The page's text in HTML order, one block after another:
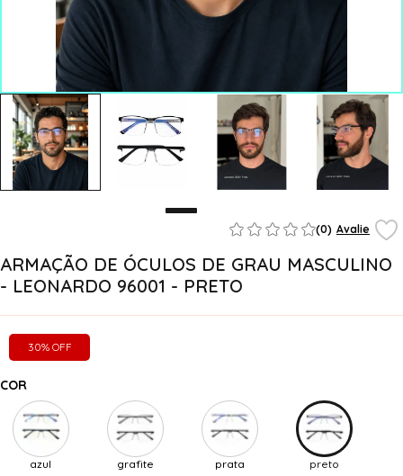
(0) Avalie
ARMAÇÃO DE ÓCULOS DE GRAU MASCULINO
- LEONARDO 96001 - PRETO
30% OFF
COR
azul grafite prata preto